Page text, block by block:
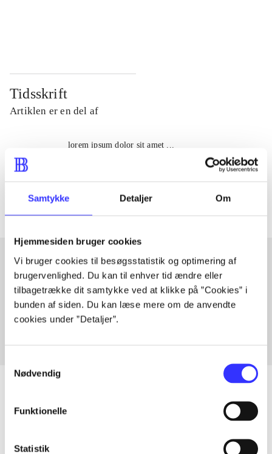
Samtykke Detaljer Om
Hjemmesiden bruger cookies
Vi bruger cookies til besøgsstatistik og optimering af
brugervenlighed. Du kan til enhver tid ændre eller
tilbagetrække dit samtykke ved at klikke på ”Cookies” i
bunden af siden. Du kan læse mere om de anvendte
cookies under ”Detaljer”.
Nødvendig
Funktionelle
Statistik
Tidsskrift
Artiklen er en del af
lorem ipsum dolor sit amet ...
Artikler med samme emner
Fra